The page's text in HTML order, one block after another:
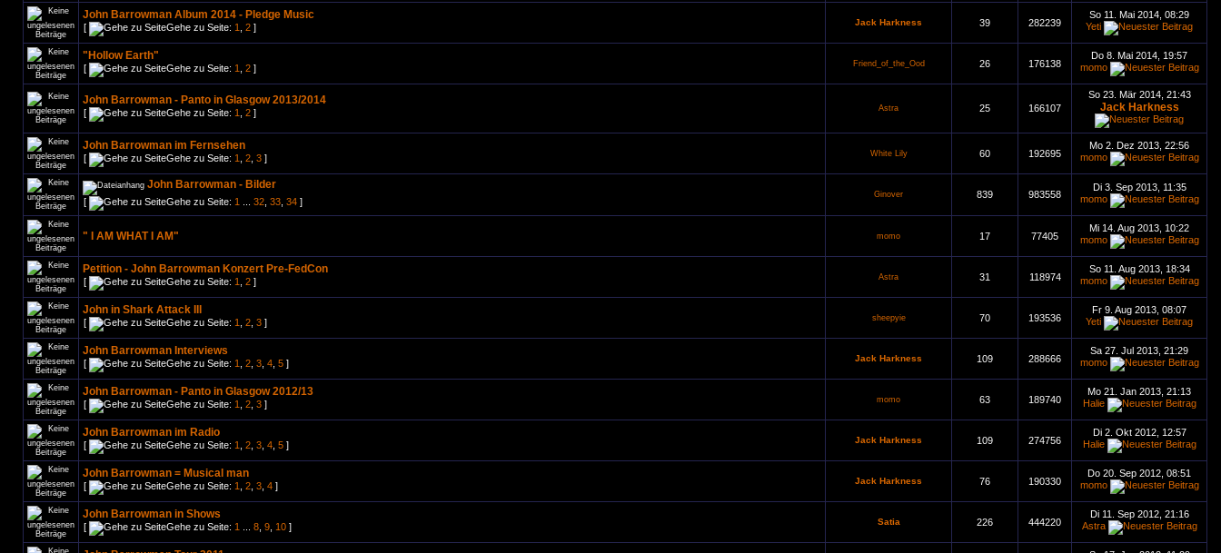
John Barrowman Album 2014 - Pledge Music
[ Gehe zu Seite: 1 2 ] Jack Harkness 39 282239
So 11. Mai 2014, 08:29
Yeti
"Hollow Earth"
[ Gehe zu Seite: 1 2 ] Friend_of_the_Ood 26 176138
Do 8. Mai 2014, 19:57
momo
John Barrowman - Panto in Glasgow 2013/2014
[ Gehe zu Seite: 1 2 ] Astra 25 166107
So 23. Mär 2014, 21:43
Jack Harkness
John Barrowman im Fernsehen
[ Gehe zu Seite: 1 2 3 ] White Lily 60 192695
Mo 2. Dez 2013, 22:56
momo
John Barrowman - Bilder
[ Gehe zu Seite: 1 32 33 34 ]
Ginover 839 983558
Di 3. Sep 2013, 11:35
momo
" I AM WHAT I AM" momo 17 77405
Mi 14. Aug 2013, 10:22
momo
Petition - John Barrowman Konzert Pre-FedCon
[ Gehe zu Seite: 1 2 ] Astra 31 118974
So 11. Aug 2013, 18:34
momo
John in Shark Attack III
[ Gehe zu Seite: 1 2 3 ] sheepyie 70 193536
Fr 9. Aug 2013, 08:07
Yeti
John Barrowman Interviews
[ Gehe zu Seite: 1 2 3 4 5 ] Jack Harkness 109 288666
Sa 27. Jul 2013, 21:29
momo
John Barrowman - Panto in Glasgow 2012/13
[ Gehe zu Seite: 1 2 3 ] momo 63 189740
Mo 21. Jan 2013, 21:13
Halie
John Barrowman im Radio
[ Gehe zu Seite: 1 2 3 4 5 ] Jack Harkness 109 274756
Di 2. Okt 2012, 12:57
Halie
John Barrowman = Musical man
[ Gehe zu Seite: 1 2 3 4 ] Jack Harkness 76 190330
Do 20. Sep 2012, 08:51
momo
John Barrowman in Shows
[ Gehe zu Seite: 1 8 9 10 ] Satia 226 444220
Di 11. Sep 2012, 21:16
Astra